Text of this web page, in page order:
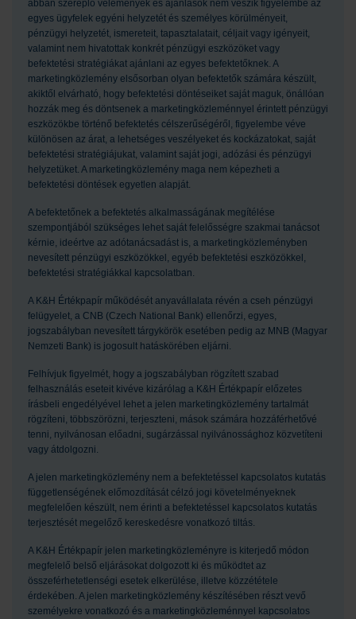
abban szereplő vélemények és ajánlások nem veszik figyelembe az
egyes ügyfelek egyéni helyzetét és személyes körülményeit,
pénzügyi helyzetét, ismereteit, tapasztalatait, céljait vagy igényeit,
valamint nem hivatottak konkrét pénzügyi eszközöket vagy
befektetési stratégiákat ajánlani az egyes befektetőknek. A
marketingközlemény elsősorban olyan befektetők számára készült,
akiktől elvárható, hogy befektetési döntéseiket saját maguk, önállóan
hozzák meg és döntsenek a marketingközleménnyel érintett pénzügyi
eszközökbe történő befektetés célszerűségéről, figyelembe véve
különösen az árat, a lehetséges veszélyeket és kockázatokat, saját
befektetési stratégiájukat, valamint saját jogi, adózási és pénzügyi
helyzetüket. A marketingközlemény maga nem képezheti a
befektetési döntések egyetlen alapját.
A befektetőnek a befektetés alkalmasságának megítélése
szempontjából szükséges lehet saját felelősségre szakmai tanácsot
kérnie, ideértve az adótanácsadást is, a marketingközleményben
nevesített pénzügyi eszközökkel, egyéb befektetési eszközökkel,
befektetési stratégiákkal kapcsolatban.
A K&H Értékpapír működését anyavállalata révén a cseh pénzügyi
felügyelet, a CNB (Czech National Bank) ellenőrzi, egyes,
jogszabályban nevesített tárgykörök esetében pedig az MNB (Magyar
Nemzeti Bank) is jogosult hatáskörében eljárni.
Felhívjuk figyelmét, hogy a jogszabályban rögzített szabad
felhasználás eseteit kivéve kizárólag a K&H Értékpapír előzetes
írásbeli engedélyével lehet a jelen marketingközlemény tartalmát
rögzíteni, többszörözni, terjeszteni, mások számára hozzáférhetővé
tenni, nyilvánosan előadni, sugárzással nyilvánossághoz közvetíteni
vagy átdolgozni.
A jelen marketingközlemény nem a befektetéssel kapcsolatos kutatás
függetlenségének előmozdítását célzó jogi követelményeknek
megfelelően készült, nem érinti a befektetéssel kapcsolatos kutatás
terjesztését megelőző kereskedésre vonatkozó tiltás.
A K&H Értékpapír jelen marketingközleményre is kiterjedő módon
megfelelő belső eljárásokat dolgozott ki és működtet az
összeférhetetlenségi esetek elkerülése, illetve közzététele
érdekében. A jelen marketingközlemény készítésében részt vevő
személyekre vonatkozó és a marketingközleménnyel kapcsolatos